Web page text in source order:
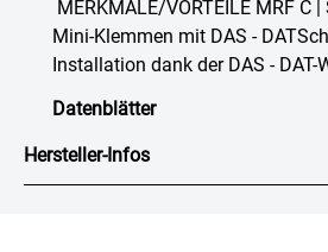
MERKMALE/VORTEILE MRF C
Mini-Klemmen mit DAS -
Installation dank der DAS - DAT-
Datenblätter
Hersteller-Infos